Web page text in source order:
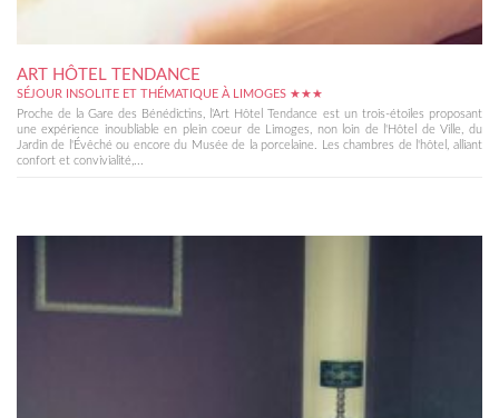
ART HÔTEL TENDANCE
SÉJOUR INSOLITE ET THÉMATIQUE À LIMOGES ★★★
Proche de la Gare des Bénédictins, l'Art Hôtel Tendance est un trois-étoiles proposant
une expérience inoubliable en plein coeur de Limoges, non loin de l'Hôtel de Ville, du
Jardin de l'Évêché ou encore du Musée de la porcelaine. Les chambres de l'hôtel, alliant
confort et convivialité,...